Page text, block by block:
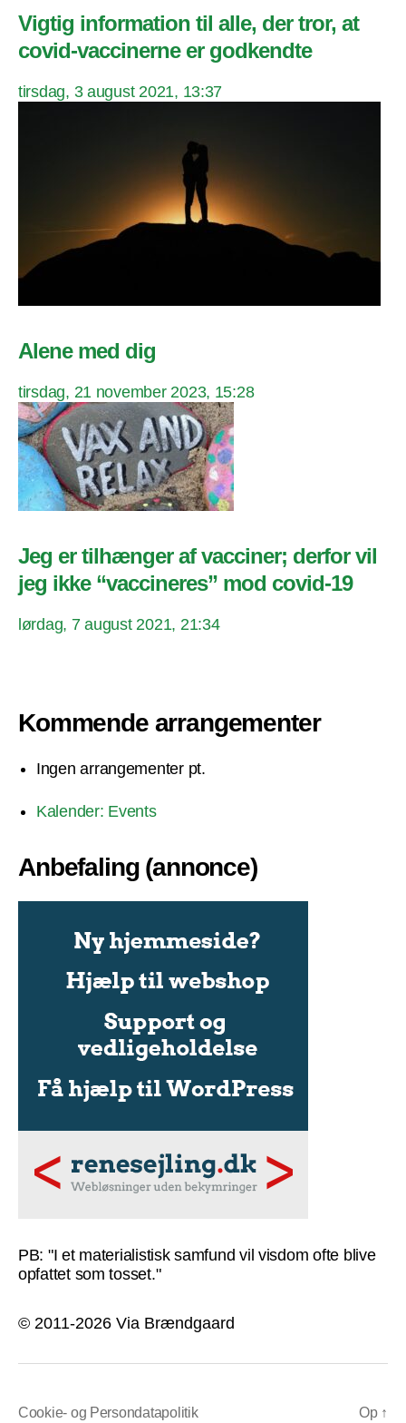
Vigtig information til alle, der tror, at
covid-vaccinerne er godkendte
tirsdag, 3 august 2021, 13:37
Alene med dig
tirsdag, 21 november 2023, 15:28
Jeg er tilhænger af vacciner; derfor vil
jeg ikke “vaccineres” mod covid-19
lørdag, 7 august 2021, 21:34
Kommende arrangementer
Ingen arrangementer pt.
Kalender: Events
Anbefaling (annonce)
PB: "I et materialistisk samfund vil visdom ofte blive
opfattet som tosset."
© 2011-2026 Via Brændgaard
Cookie- og Persondatapolitik Op ↑